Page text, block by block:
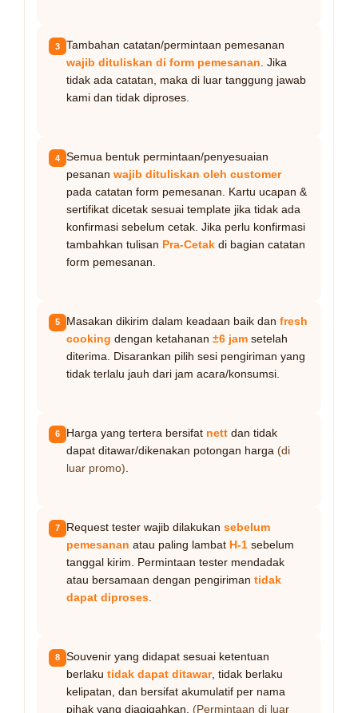
3
Tambahan catatan/permintaan pemesanan
wajib dituliskan di form pemesanan . Jika
tidak ada catatan, maka di luar tanggung jawab
kami dan tidak diproses.
4
Semua bentuk permintaan/penyesuaian
pesananwajib dituliskan oleh customer
pada catatan form pemesanan. Kartu ucapan &
sertifikat dicetak sesuai template jika tidak ada
konfirmasi sebelum cetak. Jika perlu konfirmasi
tambahkan tulisan Pra-Cetak di bagian catatan
form pemesanan.
5 Masakan dikirim dalam keadaan baik danfresh
cooking dengan ketahanan±6 jam setelah
diterima. Disarankan pilih sesi pengiriman yang
tidak terlalu jauh dari jam acara/konsumsi.
6 Harga yang tertera bersifat nett dan tidak
dapat ditawar/dikenakan potongan harga (di
luar promo)
7 Request tester wajib dilakukansebelum
pemesanan atau paling lambat H-1 sebelum
tanggal kirim. Permintaan tester mendadak
atau bersamaan dengan pengirimantidak
dapat diproses
8
Souvenir yang didapat sesuai ketentuan
berlakutidak dapat ditawar, tidak berlaku
kelipatan, dan bersifat akumulatif per nama
pihak yang diaqiqahkan. (Permintaan di luar